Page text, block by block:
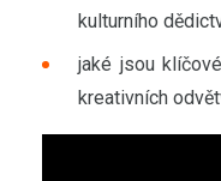
kulturního
jaké jsou
kreativních